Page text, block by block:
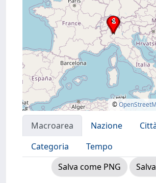
©
Macroarea Nazione
Categoria
Tempo
Salva come PNG